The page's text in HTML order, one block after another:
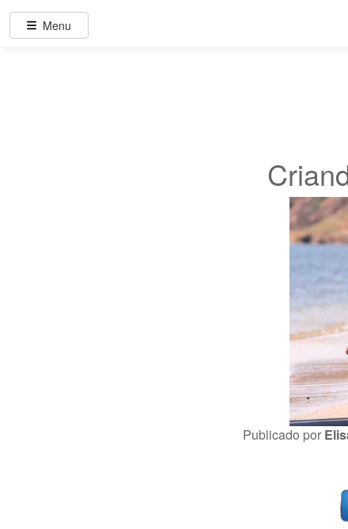
Publicado por
Menu